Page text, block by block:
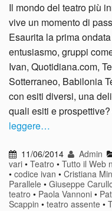
Il mondo del teatro più
vive un momento di
Esaurita la prima
entusiasmo, gruppi
Ivan, Quotidiana.com,
Sotterraneo, Babilonia
con esiti diversi, una
quali esiti e
leggere…
11/06/2014 Admin
vari • Teatro • Tutto il Web
• codice ivan • Cristiana
Parallele • Giuseppe
teatro • Paola Vannoni •
Scappin • teatro assente •